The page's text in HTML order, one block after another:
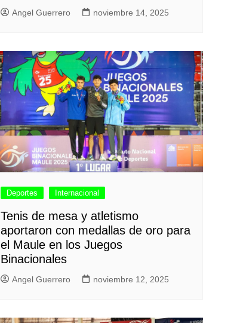
Angel Guerrero noviembre 14, 2025
Deportes Internacional
Tenis de mesa y atletismo
aportaron con medallas de oro para
el Maule en los Juegos
Binacionales
Angel Guerrero noviembre 12, 2025